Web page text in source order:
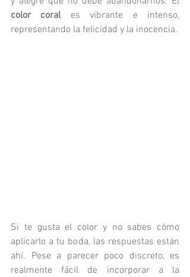
color coral es vibrante e intenso,
Si te gusta el color y no sabes cómo
aplicarlo a tu boda, las respuestas están
ahí. Pese a parecer poco discreto, es
realmente fácil de incorporar a la